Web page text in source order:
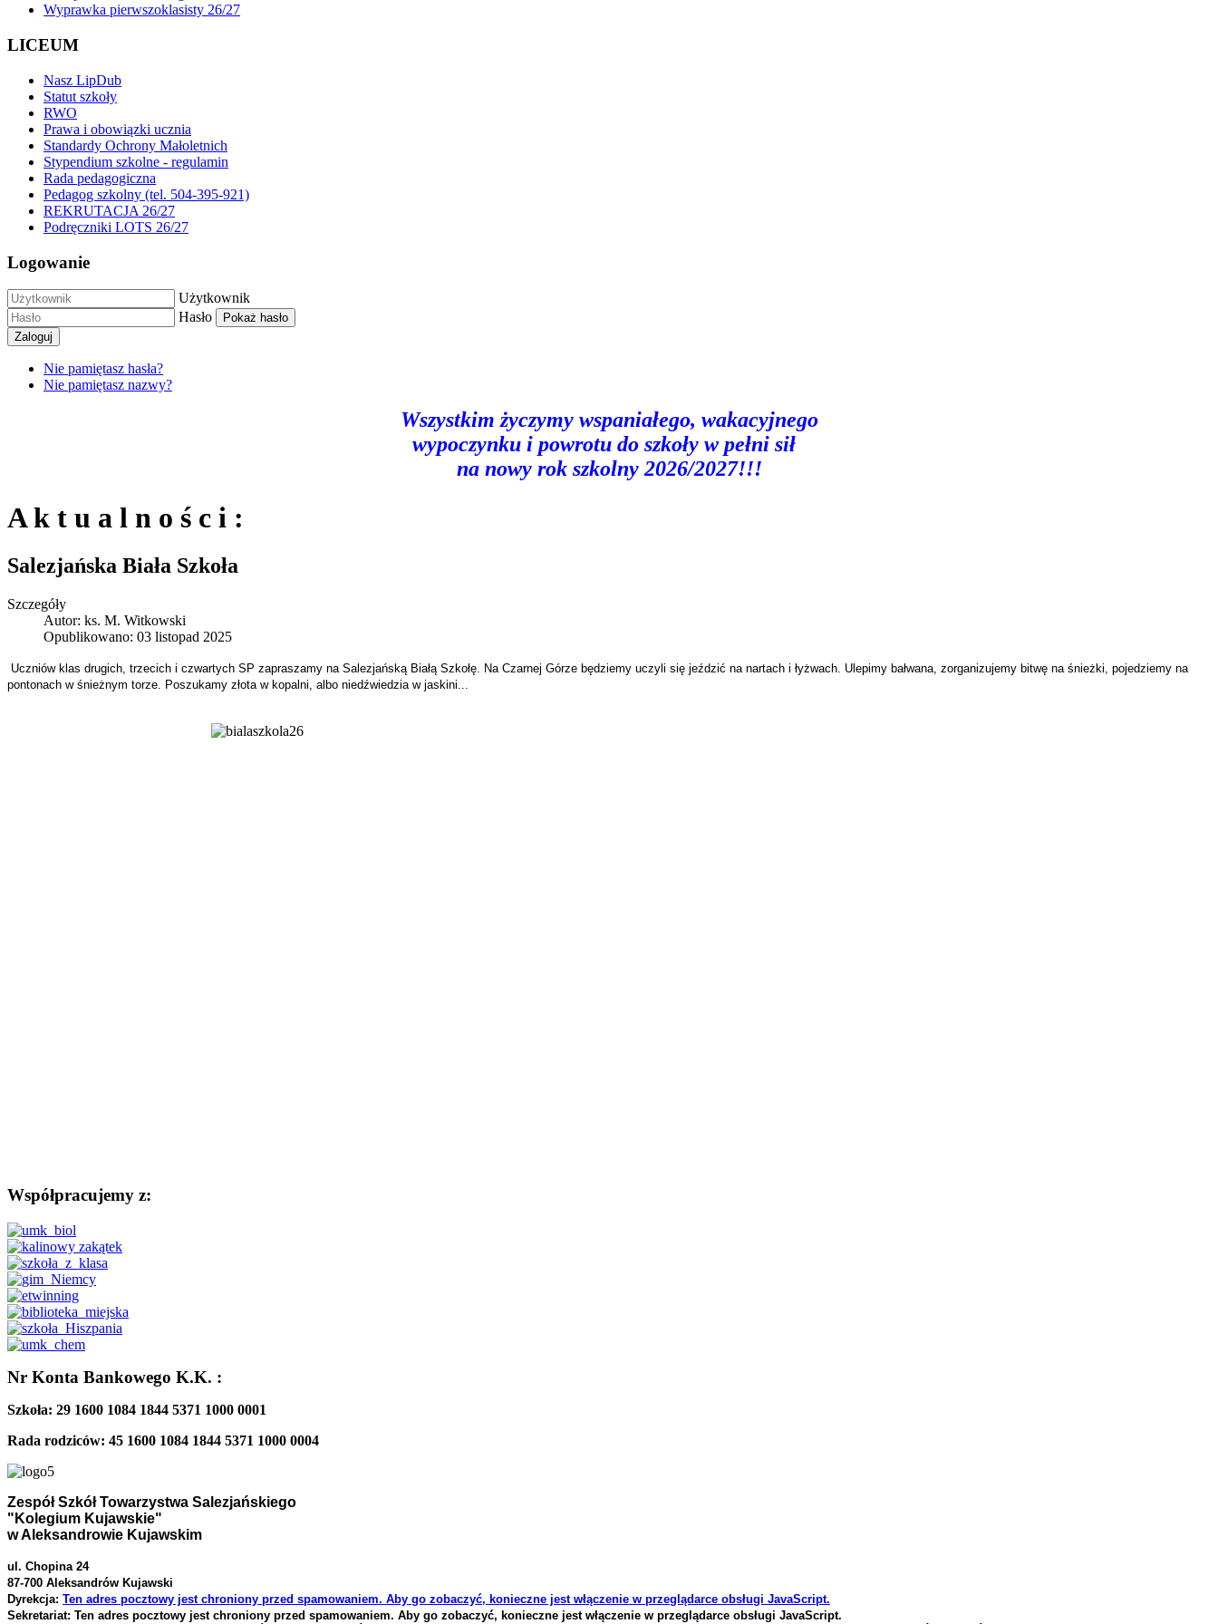
Wyprawka pierwszoklasisty 26/27
LICEUM
Nasz LipDub
Statut szkoły
RWO
Prawa i obowiązki ucznia
Standardy Ochrony Małoletnich
Stypendium szkolne - regulamin
Rada pedagogiczna
Pedagog szkolny (tel. 504-395-921)
REKRUTACJA 26/27
Podręczniki LOTS 26/27
Logowanie
Użytkownik
Hasło
Pokaż hasło
Zaloguj
Nie pamiętasz hasła?
Nie pamiętasz nazwy?
Wszystkim życzymy wspaniałego, wakacyjnego
wypoczynku i powrotu do szkoły w pełni sił
na nowy rok szkolny 2026/2027!!!
A k t u a l n o ś c i :
Salezjańska Biała Szkoła
Szczegóły
Autor: ks. M. Witkowski
Opublikowano: 03 listopad 2025
Uczniów klas drugich, trzecich i czwartych SP zapraszamy na Salezjańską Białą Szkołę. Na Czarnej Górze będziemy uczyli się jeździć na nartach i łyżwach. Ulepimy bałwana, zorganizujemy bitwę na śnieżki, pojedziemy na
pontonach w śnieżnym torze. Poszukamy złota w kopalni, albo niedźwiedzia w jaskini...
Współpracujemy z:
Nr Konta Bankowego K.K. :
Szkoła: 29 1600 1084 1844 5371 1000 0001
Rada rodziców: 45 1600 1084 1844 5371 1000 0004
Zespół Szkół Towarzystwa Salezjańskiego
"Kolegium Kujawskie"
w Aleksandrowie Kujawskim
ul. Chopina 24
87-700 Aleksandrów Kujawski
Dyrekcja: Ten adres pocztowy jest chroniony przed spamowaniem. Aby go zobaczyć, konieczne jest włączenie w przeglądarce obsługi JavaScript.
Sekretariat: Ten adres pocztowy jest chroniony przed spamowaniem. Aby go zobaczyć, konieczne jest włączenie w przeglądarce obsługi JavaScript.